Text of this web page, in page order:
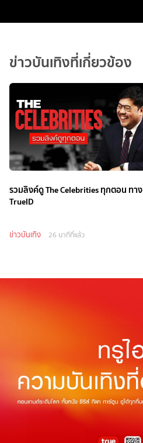
ข่าวบันเทิงที่เกี่ยวข้อง
รวมลิงค์ดู The Celebrities ทุกตอน ทาง
TrueID
ข่าวบันเทิง 26 นาทีที่แล้ว